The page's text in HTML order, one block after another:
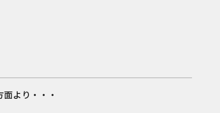
より・・・